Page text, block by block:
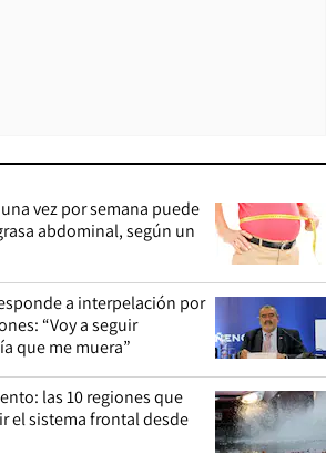
vez por semana puede
abdominal, según un
a interpelación por
“Voy a seguir
que me muera”
las 10 regiones que
el sistema frontal desde